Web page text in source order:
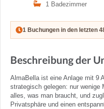
1 Badezimmer
1 Buchungen in den letzten
Beschreibung der
AlmaBella ist eine Anlage mit 9
strategisch gelegen: nur wenige
alles, was man braucht, und
Privatsphäre und einen